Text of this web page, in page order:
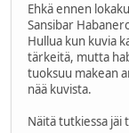
Ehkä ennen
Sansibar
Hullua kun kuvia
tärkeitä, mutta
tuoksuu makean
nää kuvista.
Näitä tutkiessa jäi